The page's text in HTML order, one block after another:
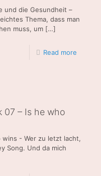
und die Gesundheit –
Thema, dass man
muss, um […]
Read more
07 – Is he who
- Wer zu letzt lacht,
Song. Und da mich